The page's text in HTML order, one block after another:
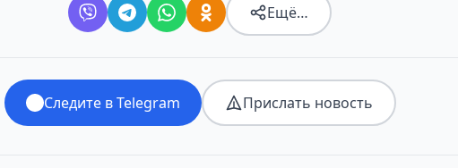
Ещё…
Следите в Telegram Прислать новость